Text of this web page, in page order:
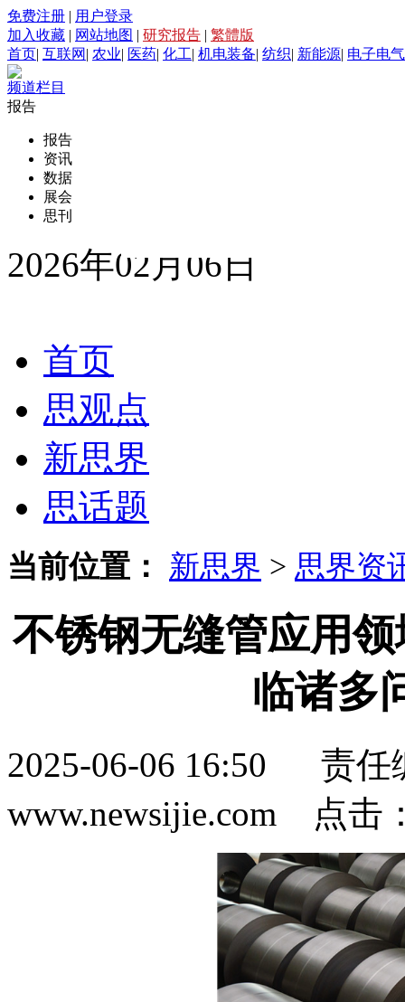
免费注册 | 用户登录
加入收藏 | 网站地图 | 研究报告 | 繁體版
首页| 互联网 | 农业| 医药| 化工| 机电装备| 纺织| 新能源| 电子电气
频道栏目
报告
报告
资讯
数据
展会
思刊
2026年02月06日
首页
思观点
新思界
思话题
当前位置： 新思界 > 思界资
不锈钢无缝管应用
临诸多
2025-06-06 16:50 责
www.newsijie.com 点击